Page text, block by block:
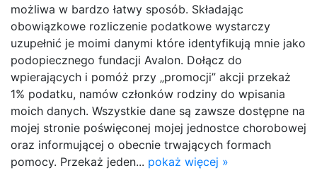
możliwa w bardzo łatwy sposób. Składając
obowiązkowe rozliczenie podatkowe wystarczy
uzupełnić je moimi danymi które identyfikują mnie jako
podopiecznego fundacji Avalon. Dołącz do
wpierających i pomóż przy „promocji” akcji przekaż
1% podatku, namów członków rodziny do wpisania
moich danych. Wszystkie dane są zawsze dostępne na
mojej stronie poświęconej mojej jednostce chorobowej
oraz informującej o obecnie trwających formach
pomocy. Przekaż jeden... pokaż więcej »